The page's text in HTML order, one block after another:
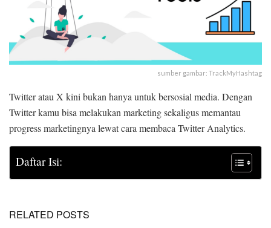
sumber gambar: TrackMyHashtag
Twitter atau X kini bukan hanya untuk bersosial media. Dengan
Twitter kamu bisa melakukan marketing sekaligus memantau
progress marketingnya lewat cara membaca Twitter Analytics.
Daftar Isi:
RELATED POSTS